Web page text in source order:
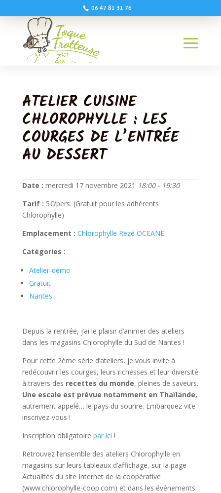
06 47 81 31 76
ATELIER CUISINE
CHLOROPHYLLE : LES
COURGES DE L’ENTRÉE
AU DESSERT
Date : mercredi 17 novembre 2021 18:00 - 19:30
Tarif : 5€/pers. (Gratuit pour les adhérents
Chlorophylle)
Emplacement : Chlorophylle Rezé OCEANE
Catégories :
Atelier-démo
Gratuit
Nantes
Depuis la rentrée, j’ai le plaisir d’animer des ateliers
dans les magasins Chlorophylle du Sud de Nantes !
Pour cette 2ème série d’ateliers, je vous invite à
redécouvrir les courges, leurs richesses et leur diversité
à travers des recettes du monde, pleines de saveurs.
Une escale est prévue notamment en Thaïlande,
autrement appelé… le pays du sourire. Embarquez vite :
inscrivez-vous !
Inscription obligatoire par ici !
Retrouvez l’ensemble des ateliers Chlorophylle en
magasins sur leurs tableaux d’affichage, sur la page
Actualités du site Internet de la coopérative
(www.chlorophylle-coop.com) et dans les événements